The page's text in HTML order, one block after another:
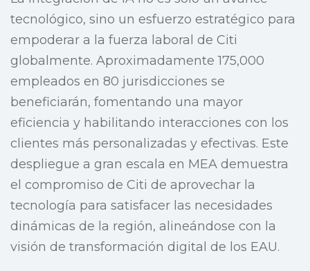
tecnológico, sino un esfuerzo estratégico para
empoderar a la fuerza laboral de Citi
globalmente. Aproximadamente 175,000
empleados en 80 jurisdicciones se
beneficiarán, fomentando una mayor
eficiencia y habilitando interacciones con los
clientes más personalizadas y efectivas. Este
despliegue a gran escala en MEA demuestra
el compromiso de Citi de aprovechar la
tecnología para satisfacer las necesidades
dinámicas de la región, alineándose con la
visión de transformación digital de los EAU.